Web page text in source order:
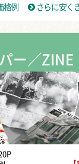
格例 さらに安く
ー／ZINE